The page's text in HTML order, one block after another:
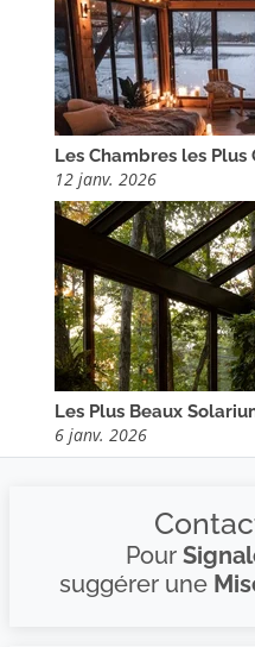
Les Chambres les Plus
12 janv. 2026
Les Plus Beaux
6 janv. 2026
Pour
suggérer une